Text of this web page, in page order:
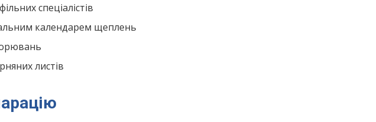
спеціалістів
календарем щеплень
листів